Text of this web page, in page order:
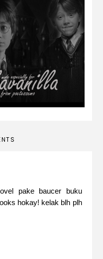
POTTER
pake baucer buku
hokay! kelak blh plh